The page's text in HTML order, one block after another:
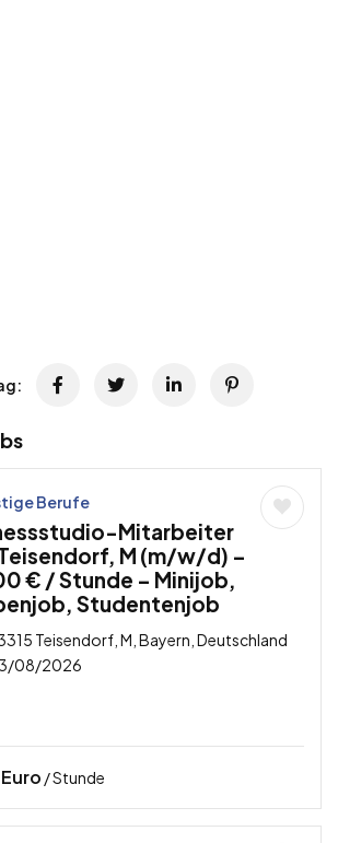
Berufe
Mitarbeiter
M (m/w/d) –
€ / Stunde – Minijob,
Studentenjob
Teisendorf, M, Bayern, Deutschland
08/2026
Euro / Stunde